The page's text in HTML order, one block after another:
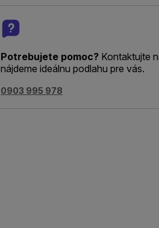
Potrebujete pomoc? Kontaktujte
nájdeme ideálnu podlahu pre vás.
0903 995 978